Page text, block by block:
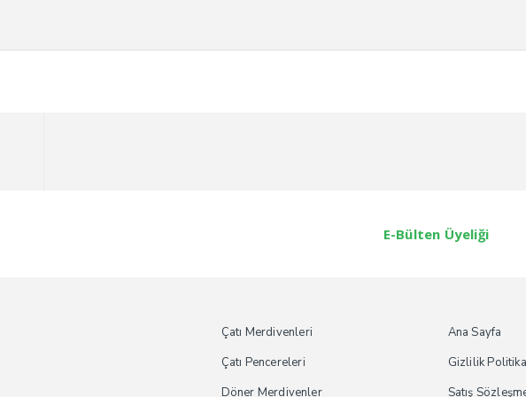
E-Bülten Üyeliği
Çatı Merdivenleri
Çatı Pencereleri
Döner Merdivenler
Ana Sayfa
Gizlilik
Satış